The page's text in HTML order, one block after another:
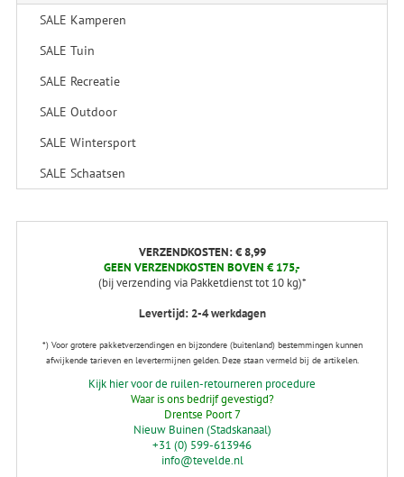
SALE Kamperen
SALE Tuin
SALE Recreatie
SALE Outdoor
SALE Wintersport
SALE Schaatsen
VERZENDKOSTEN: € 8,99
GEEN VERZENDKOSTEN BOVEN € 175,-
(bij verzending via Pakketdienst tot 10 kg)*
Levertijd: 2-4 werkdagen
*) Voor grotere pakketverzendingen en bijzondere (buitenland) bestemmingen kunnen
afwijkende tarieven en levertermijnen gelden. Deze staan vermeld bij de artikelen.
Kijk hier voor de ruilen-retourneren procedure
Waar is ons bedrijf gevestigd?
Drentse Poort 7
Nieuw Buinen (Stadskanaal)
+31 (0) 599-613946
info@tevelde.nl